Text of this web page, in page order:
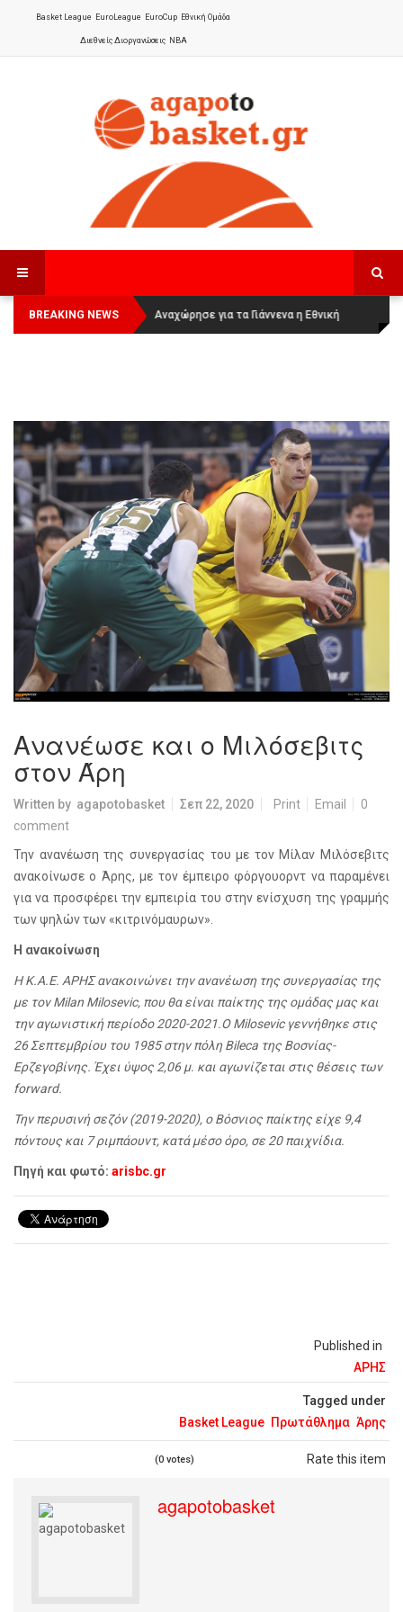
Basket League EuroLeague EuroCup Εθνική Ομάδα
Διεθνείς Διοργανώσεις NBA
BREAKING NEWS
Οι Πάνθηρες Καβάλας στην Women
Basketball League 1
Αναχώρησε για τα Γιάννενα η Εθνική
Γυναικών:
Ανανέωσε και ο Μιλόσεβιτς
στον Άρη
Written by agapotobasket Σεπ 22, 2020 Print Email
0
comment
Published in
ΑΡΗΣ
Tagged under
Basket League Πρωτάθλημα Άρης
Rate this item
(0 votes)
Την ανανέωση της συνεργασίας του με τον Μίλαν Μιλόσεβιτς
ανακοίνωσε ο Άρης, με τον έμπειρο φόργουορντ να παραμένει
για να προσφέρει την εμπειρία του στην ενίσχυση της γραμμής
των ψηλών των «κιτρινόμαυρων».
Η ανακοίνωση
Η Κ.Α.Ε. ΑΡΗΣ ανακοινώνει την ανανέωση της συνεργασίας της
με τον Milan Milosevic, που θα είναι παίκτης της ομάδας μας και
την αγωνιστική περίοδο 2020-2021.Ο Milosevic γεννήθηκε στις
26 Σεπτεμβρίου του 1985 στην πόλη Bileca της Βοσνίας-
Ερζεγοβίνης. Έχει ύψος 2,06 μ. και αγωνίζεται στις θέσεις των
forward.
Την περυσινή σεζόν (2019-2020), ο Βόσνιος παίκτης είχε 9,4
πόντους και 7 ριμπάουντ, κατά μέσο όρο, σε 20 παιχνίδια.
Πηγή και φωτό: arisbc.gr
agapotobasket